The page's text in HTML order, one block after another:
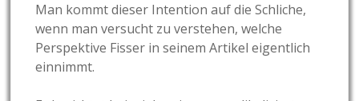
Man kommt dieser Intention auf die Schliche,
wenn man versucht zu verstehen, welche
Perspektive Fisser in seinem Artikel eigentlich
einnimmt.